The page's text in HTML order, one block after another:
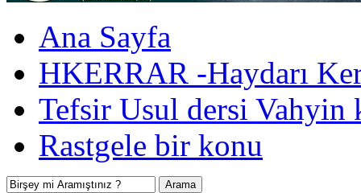
Ana Sayfa
HKERRAR -Haydarı
Tefsir Usul dersi Vahyin
Rastgele bir konu